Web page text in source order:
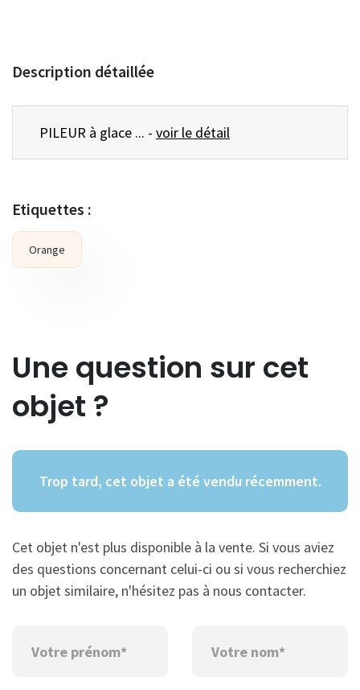
Description détaillée
PILEUR à glace ... - voir le détail
Etiquettes :
Orange
Une question sur cet
objet ?
Trop tard, cet objet a été vendu récemment.
Cet objet n'est plus disponible à la vente. Si vous aviez
des questions concernant celui-ci ou si vous recherchiez
un objet similaire, n'hésitez pas à nous contacter.